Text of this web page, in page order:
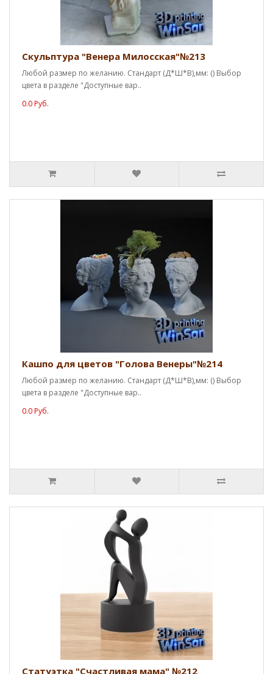
Скульптура "Венера Милосская"№213
Любой размер по желанию. Стандарт (Д*Ш*В),мм: () Выбор
цвета в разделе "Доступные вар..
0.0 Руб.
Кашпо для цветов "Голова Венеры"№214
Любой размер по желанию. Стандарт (Д*Ш*В),мм: () Выбор
цвета в разделе "Доступные вар..
0.0 Руб.
Статуэтка "Счастливая мама" №212